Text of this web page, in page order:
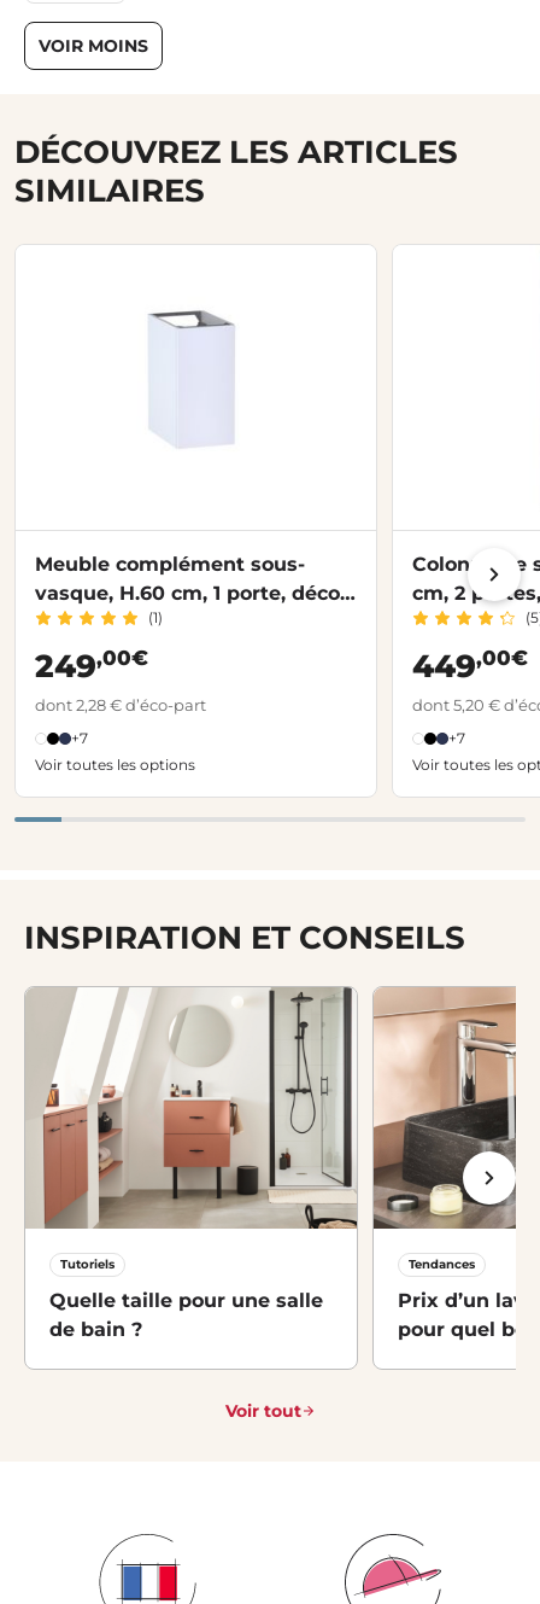
VOIR MOINS
DÉCOUVREZ LES ARTICLES
SIMILAIRES
Meuble complément sous-
vasque, H.60 cm, 1 porte, décor
verni laqué FORMEO
(1)
249,00€
dont 2,28 € d’éco-part
+7
Voir toutes les options
Colonne de
cm, 2
FORMEO
449,00€
dont 5,20 €
+7
Voir toutes les
INSPIRATION ET CONSEILS
Tutoriels
Quelle taille pour une salle
de bain ?
Tendances
Prix d’un
pour quel
Voir tout